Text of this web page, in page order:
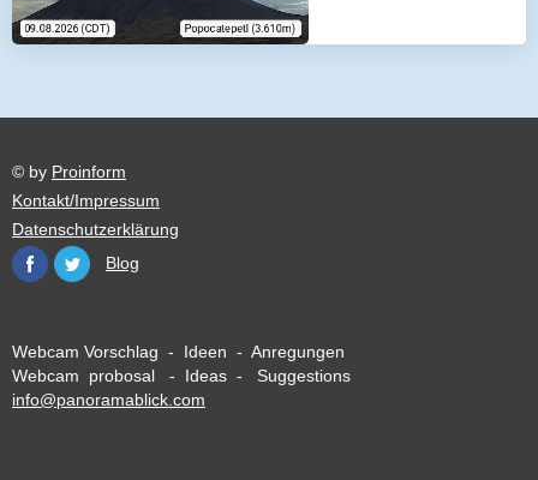
© by Proinform
Kontakt/Impressum
Datenschutzerklärung
Blog
Webcam Vorschlag - Ideen - Anregungen
Webcam probosal - Ideas - Suggestions
info@panoramablick.com